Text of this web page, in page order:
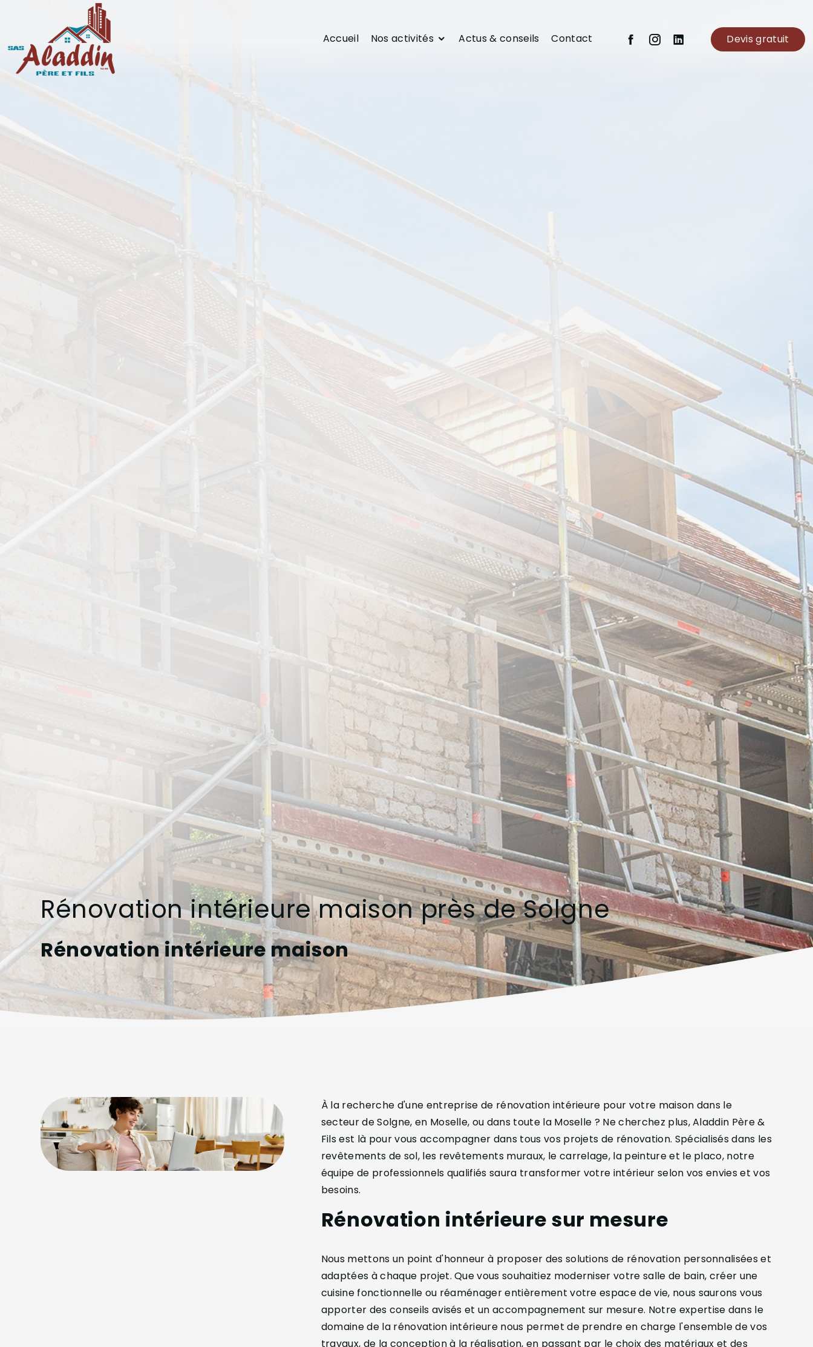
Accueil Nos activités Actus & conseils Contact Devis gratuit
Rénovation intérieure maison près de Solgne
Rénovation intérieure maison
À la recherche d'une entreprise de rénovation intérieure pour votre maison dans le
secteur de Solgne, en Moselle, ou dans toute la Moselle ? Ne cherchez plus, Aladdin Père &
Fils est là pour vous accompagner dans tous vos projets de rénovation. Spécialisés dans les
revêtements de sol, les revêtements muraux, le carrelage, la peinture et le placo, notre
équipe de professionnels qualifiés saura transformer votre intérieur selon vos envies et vos
besoins.
Rénovation intérieure sur mesure
Nous mettons un point d'honneur à proposer des solutions de rénovation personnalisées et
adaptées à chaque projet. Que vous souhaitiez moderniser votre salle de bain, créer une
cuisine fonctionnelle ou réaménager entièrement votre espace de vie, nous saurons vous
apporter des conseils avisés et un accompagnement sur mesure. Notre expertise dans le
domaine de la rénovation intérieure nous permet de prendre en charge l'ensemble de vos
travaux, de la conception à la réalisation, en passant par le choix des matériaux et des
Panneau de gestion des cookies